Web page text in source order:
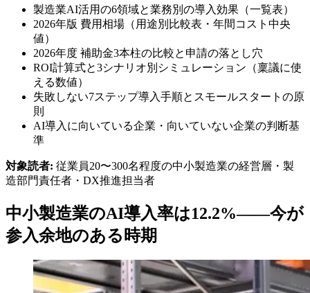
製造業AI活用の6領域と業務別の導入効果（一覧表）
2026年版 費用相場（用途別比較表・年間コスト中央
値）
2026年度 補助金3本柱の比較と申請の落とし穴
ROI計算式と3シナリオ別シミュレーション（稟議に使
える数値）
失敗しない7ステップ導入手順とスモールスタートの原
則
AI導入に向いている企業・向いていない企業の判断基
準
対象読者: 従業員20〜300名程度の中小製造業の経営層・製
造部門責任者・DX推進担当者
中小製造業のAI導入率は12.2%——今が
参入余地のある時期